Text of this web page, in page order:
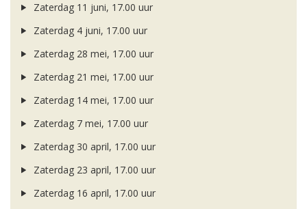
Zaterdag 11 juni, 17.00 uur
Zaterdag 4 juni, 17.00 uur
Zaterdag 28 mei, 17.00 uur
Zaterdag 21 mei, 17.00 uur
Zaterdag 14 mei, 17.00 uur
Zaterdag 7 mei, 17.00 uur
Zaterdag 30 april, 17.00 uur
Zaterdag 23 april, 17.00 uur
Zaterdag 16 april, 17.00 uur